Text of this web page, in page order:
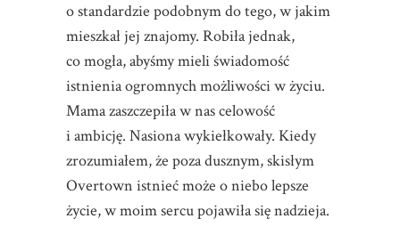
o standardzie podobnym do tego, w jakim
mieszkał jej znajomy. Robiła jednak,
co mogła, abyśmy mieli świadomość
istnienia ogromnych możliwości w życiu.
Mama zaszczepiła w nas celowość
i ambicję. Nasiona wykiełkowały. Kiedy
zrozumiałem, że poza dusznym, skisłym
Overtown istnieć może o niebo lepsze
życie, w moim sercu pojawiła się nadzieja.